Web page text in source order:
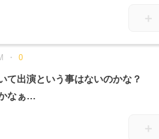
＋
0
て出演という事はないのかな？
なぁ…
＋